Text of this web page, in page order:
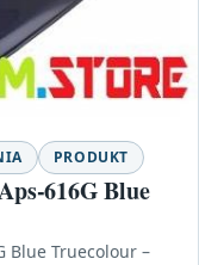
PRODUKT
616G Blue
Blue Truecolour –